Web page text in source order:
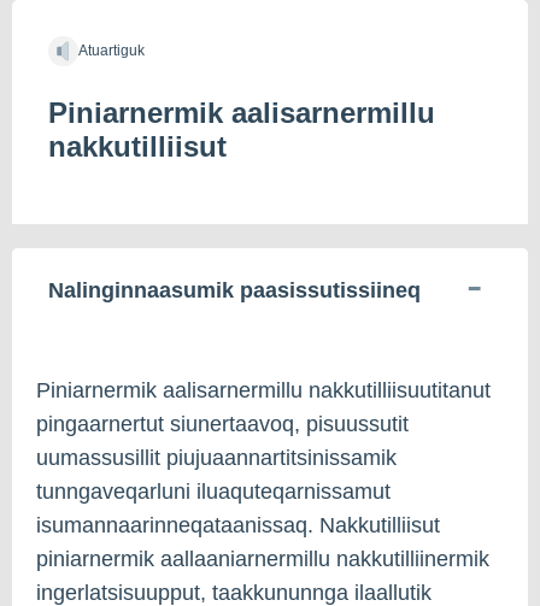
Atuartiguk
Piniarnermik aalisarnermillu
nakkutilliisut
Nalinginnaasumik paasissutissiineq
Piniarnermik aalisarnermillu nakkutilliisuutitanut
pingaarnertut siunertaavoq, pisuussutit
uumassusillit piujuaannartitsinissamik
tunngaveqarluni iluaquteqarnissamut
isumannaarinneqataanissaq. Nakkutilliisut
piniarnermik aallaaniarnermillu nakkutilliinermik
ingerlatsisuupput, taakkununnga ilaallutik